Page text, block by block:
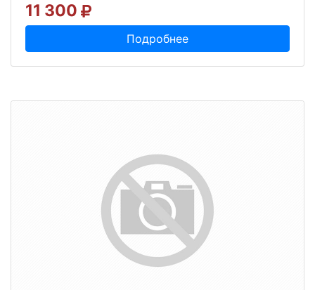
11 300
Подробнее